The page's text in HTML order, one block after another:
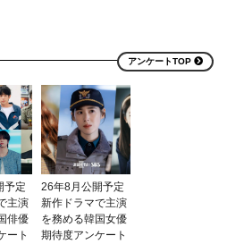
アンケートTOP
予定
主演
俳優
ート
26年8月公開予定
新作ドラマで主演
を務める韓国女優
期待度アンケート